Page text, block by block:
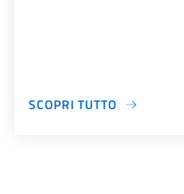
SCOPRI TUTTO